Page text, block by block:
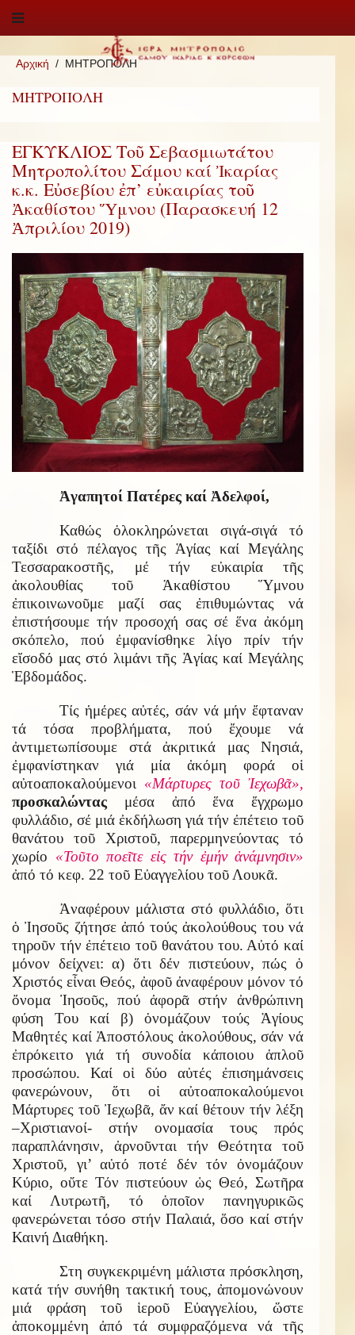
Αρχική ΜΗΤΡΟΠΟΛΗ
ΜΗΤΡΟΠΟΛΗ
ΕΓΚΥΚΛΙΟΣ Τοῦ Σεβασμιωτάτου
Μητροπολίτου Σάμου καί Ἰκαρίας
κ.κ. Εὐσεβίου ἐπ’ εὐκαιρίας τοῦ
Ἀκαθίστου Ὕμνου (Παρασκευή 12
Ἀπριλίου 2019)
Ἀγαπητοί Πατέρες καί Ἀδελφοί,
Καθώς ὁλοκληρώνεται σιγά-σιγά τό
ταξίδι στό πέλαγος τῆς Ἁγίας καί Μεγάλης
Τεσσαρακοστῆς, μέ τήν εὐκαιρία τῆς
ἀκολουθίας τοῦ Ἀκαθίστου Ὕμνου
ἐπικοινωνοῦμε μαζί σας ἐπιθυμώντας νά
ἐπιστήσουμε τήν προσοχή σας σέ ἕνα ἀκόμη
σκόπελο, πού ἐμφανίσθηκε λίγο πρίν τήν
εἴσοδό μας στό λιμάνι τῆς Ἁγίας καί Μεγάλης
Ἑβδομάδος.
Τίς ἡμέρες αὐτές, σάν νά μήν ἔφταναν
τά τόσα προβλήματα, πού ἔχουμε νά
ἀντιμετωπίσουμε στά ἀκριτικά μας Νησιά,
ἐμφανίστηκαν γιά μία ἀκόμη φορά οἱ
αὐτοαποκαλούμενοι «Μάρτυρες τοῦ Ἰεχωβᾶ»,
προσκαλώντας μέσα ἀπό ἕνα ἔγχρωμο
φυλλάδιο, σέ μιά ἐκδήλωση γιά τήν ἐπέτειο τοῦ
θανάτου τοῦ Χριστοῦ, παρερμηνεύοντας τό
χωρίο «Τοῦτο ποεῖτε εἰς τήν ἐμήν ἀνάμνησιν»
ἀπό τό κεφ. 22 τοῦ Εὐαγγελίου τοῦ Λουκᾶ.
Ἀναφέρουν μάλιστα στό φυλλάδιο, ὅτι
ὁ Ἰησοῦς ζήτησε ἀπό τούς ἀκολούθους του νά
τηροῦν τήν ἐπέτειο τοῦ θανάτου του. Αὐτό καί
μόνον δείχνει: α) ὅτι δέν πιστεύουν, πώς ὁ
Χριστός εἶναι Θεός, ἀφοῦ ἀναφέρουν μόνον τό
ὄνομα Ἰησοῦς, πού ἀφορᾶ στήν ἀνθρώπινη
φύση Του καί β) ὀνομάζουν τούς Ἁγίους
Μαθητές καί Ἀποστόλους ἀκολούθους, σάν νά
ἐπρόκειτο γιά τή συνοδία κάποιου ἁπλοῦ
προσώπου. Καί οἱ δύο αὐτές ἐπισημάνσεις
φανερώνουν, ὅτι οἱ αὐτοαποκαλούμενοι
Μάρτυρες τοῦ Ἰεχωβᾶ, ἄν καί θέτουν τήν λέξη
–Χριστιανοί- στήν ονομασία τους πρός
παραπλάνησιν, ἀρνοῦνται τήν Θεότητα τοῦ
Χριστοῦ, γι’ αὐτό ποτέ δέν τόν ὀνομάζουν
Κύριο, οὔτε Τόν πιστεύουν ὡς Θεό, Σωτῆρα
καί Λυτρωτῆ, τό ὁποῖον πανηγυρικῶς
φανερώνεται τόσο στήν Παλαιά, ὅσο καί στήν
Καινή Διαθήκη.
Στη συγκεκριμένη μάλιστα πρόσκληση,
κατά τήν συνήθη τακτική τους, ἀπομονώνουν
μιά φράση τοῦ ἱεροῦ Εὐαγγελίου, ὥστε
ἀποκομμένη ἀπό τά συμφραζόμενα νά τῆς